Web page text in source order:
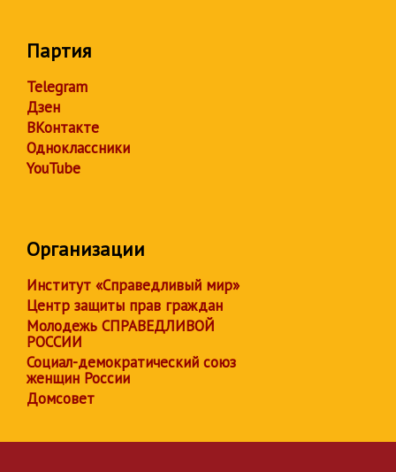
Партия
Telegram
Дзен
ВКонтакте
Одноклассники
YouTube
Организации
Институт «Справедливый мир»
Центр защиты прав граждан
Молодежь СПРАВЕДЛИВОЙ
РОССИИ
Социал-демократический союз
женщин России
Домсовет